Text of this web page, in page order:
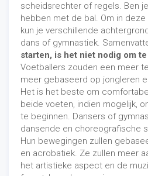
scheidsrechter of regels. Ben
hebben met de bal. Om in
kun je verschillende
dans of gymnastiek.
starten, is het niet nodig om
Voetballers zouden een meer
meer gebaseerd op jongleren
Het is het beste om
beide voeten, indien mogelijk,
te beginnen. Dansers of
dansende en choreografische
Hun bewegingen zullen
en acrobatiek. Ze zullen meer
het artistieke aspect en de